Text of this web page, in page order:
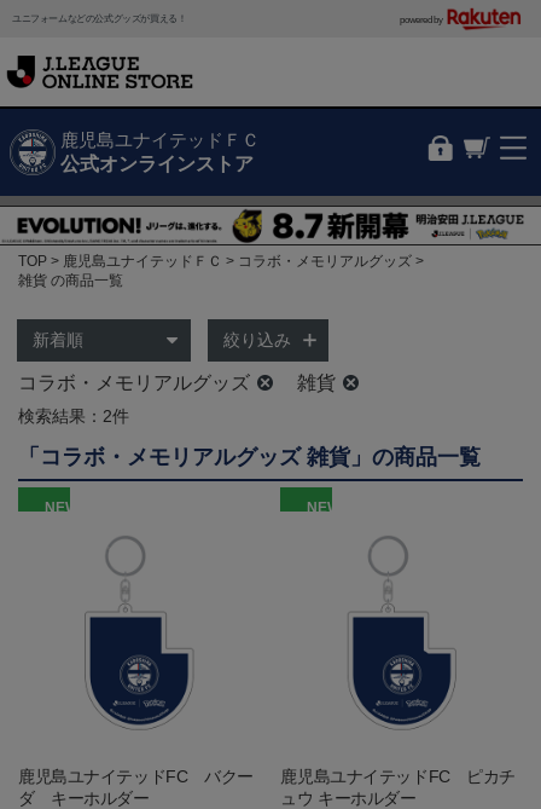
ユニフォームなどの公式グッズが買える！ powered by
鹿児島ユナイテッドＦＣ
公式オンラインストア
TOP 鹿児島ユナイテッドＦＣ
コラボ・メモリアルグッズ
雑貨 の商品一覧
絞り込み
コラボ・メモリアルグッズ 雑貨
検索結果：2件
「コラボ・メモリアルグッズ 雑貨」の商品一覧
NEW
鹿児島ユナイテッドFC バクー
ダ キーホルダー
NEW
鹿児島ユナイテッドFC ピカチ
ュウ キーホルダー